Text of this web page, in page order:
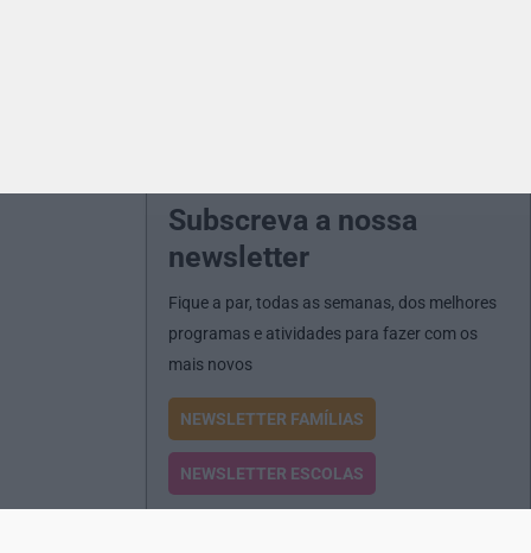
Subscreva a nossa
newsletter
Fique a par, todas as semanas, dos melhores
programas e atividades para fazer com os
mais novos
NEWSLETTER FAMÍLIAS
NEWSLETTER ESCOLAS